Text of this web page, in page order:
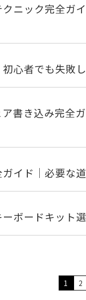
ニック完全ガ
心者でも失敗
書き込み完全
イド｜必要な
ボードキット
1 2